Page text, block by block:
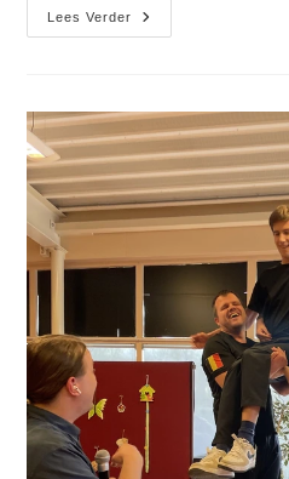
Lees Verder
Spelers
Het